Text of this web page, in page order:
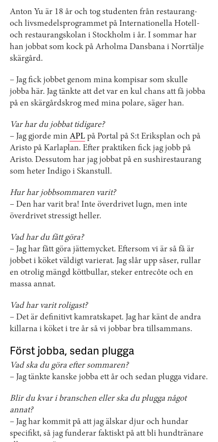
Anton Yu är 18 år och tog studenten från restaurang-
och livsmedelsprogrammet på Internationella Hotell-
och restaurangskolan i Stockholm i år. I sommar har
han jobbat som kock på Arholma Dansbana i Norrtälje
skärgård.
– Jag fick jobbet genom mina kompisar som skulle
jobba här. Jag tänkte att det var en kul chans att få jobba
på en skärgårdskrog med mina polare, säger han.
Var har du jobbat tidigare?
– Jag gjorde min APL på Portal på S:t Eriksplan och på
Aristo på Karlaplan. Efter praktiken fick jag jobb på
Aristo. Dessutom har jag jobbat på en sushirestaurang
som heter Indigo i Skanstull.
Hur har jobbsommaren varit?
– Den har varit bra! Inte överdrivet lugn, men inte
överdrivet stressigt heller.
Vad har du fått göra?
– Jag har fått göra jättemycket. Eftersom vi är så få är
jobbet i köket väldigt varierat. Jag slår upp såser, rullar
en otrolig mängd köttbullar, steker entrecôte och en
massa annat.
Vad har varit roligast?
– Det är definitivt kamratskapet. Jag har känt de andra
killarna i köket i tre år så vi jobbar bra tillsammans.
Först jobba, sedan plugga
Vad ska du göra efter sommaren?
– Jag tänkte kanske jobba ett år och sedan plugga vidare.
Blir du kvar i branschen eller ska du plugga något
annat?
– Jag har kommit på att jag älskar djur och hundar
specifikt, så jag funderar faktiskt på att bli hundtränare